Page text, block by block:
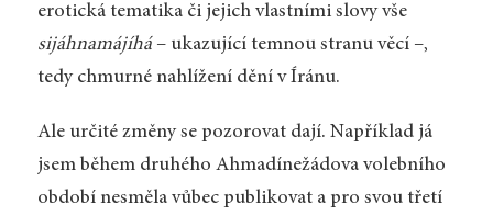
erotická tematika či jejich vlastními slovy vše
sijáhnamájíhá– ukazující temnou stranu věcí –,
tedy chmurné nahlížení dění v Íránu.
Ale určité změny se pozorovat dají. Například já
jsem během druhého Ahmadínežádova volebního
období nesměla vůbec publikovat a pro svou třetí